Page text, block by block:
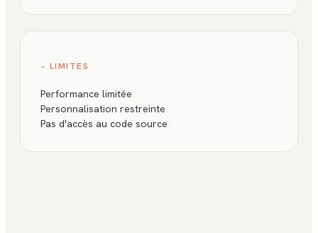
− LIMITES
Performance limitée
Personnalisation restreinte
Pas d'accès au code source